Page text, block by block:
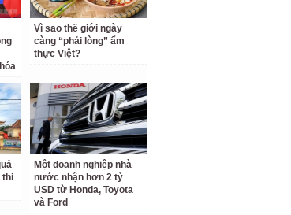
Vì sao thế giới ngày
càng “phải lòng” ẩm
thực Việt?
thi
Một doanh nghiệp nhà
nước nhận hơn 2 tỷ
USD từ Honda, Toyota
và Ford